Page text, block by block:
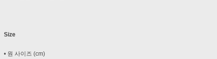
Size
• 원 사이즈 (cm)